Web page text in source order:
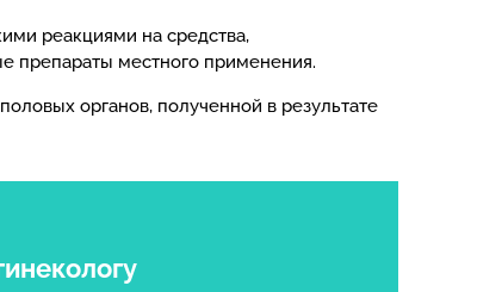
реакциями на средства,
препараты местного применения.
органов, полученной в результате